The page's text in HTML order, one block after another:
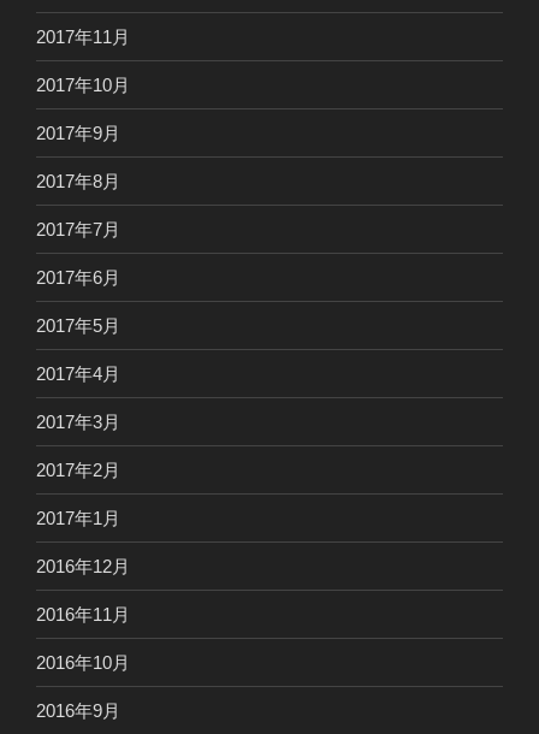
2017年11月
2017年10月
2017年9月
2017年8月
2017年7月
2017年6月
2017年5月
2017年4月
2017年3月
2017年2月
2017年1月
2016年12月
2016年11月
2016年10月
2016年9月